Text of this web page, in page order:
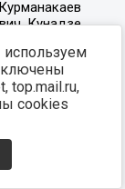
top.mail.ru,
cookies